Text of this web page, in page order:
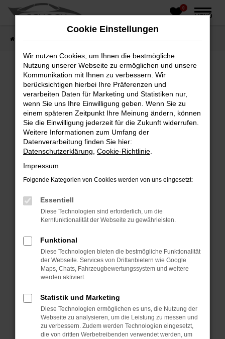
Zum
0
MENÜ
Fehler: Network Error
Beim Laden ist ein Fehler aufgetreten.
Hier sind ein paar Tipps, die dir helfen können:
Überprüfe deine Firewall und deine
Internetverbindung.
Laden andere Webseiten, zum Beispiel deine
Suchmaschine?
Prüfe deine Browsererweiterungen.
können das Laden bestimmter Seiten
verhindern. Funktioniert die Seite in einem
Fenster?
Starte dein Gerät neu.
Das kann manchmal helfen, vorübergehende
Probleme zu beheben.
Betriebssystem auf dem neuesten Stand
sind.
Veraltete Software birgt nicht nur ein
Sicherheitsrisiko, sondern kann auch dazu
Cookie Einstellungen
Wir nutzen Cookies, um Ihnen die bestmögliche
Nutzung unserer Webseite zu ermöglichen und unsere
Kommunikation mit Ihnen zu verbessern. Wir
berücksichtigen hierbei Ihre Präferenzen und
verarbeiten Daten für Marketing und Statistiken nur,
wenn Sie uns Ihre Einwilligung geben. Wenn Sie zu
einem späteren Zeitpunkt Ihre Meinung ändern, können
Sie die Einwilligung jederzeit für die Zukunft widerrufen.
Weitere Informationen zum Umfang der
Datenverarbeitung finden Sie hier:
Datenschutzerklärung Cookie-Richtlinie
Impressum
Folgende Kategorien von Cookies werden von uns eingesetzt:
Essentiell
Diese Technologien sind erforderlich, um die
Kernfunktionalität der Webseite zu gewährleisten.
Funktional
Diese Technologien bieten die bestmögliche Funktionalität
der Webseite. Services von Drittanbietern wie Google
Maps, Chats, Fahrzeugbewertungssystem und weitere
werden aktiviert.
Statistik und Marketing
Diese Technologien ermöglichen es uns, die Nutzung der
Webseite zu analysieren, um die Leistung zu messen und
zu verbessern. Zudem werden Technologien eingesetzt,
die von dritten Werbetreibenden verwendet werden, um